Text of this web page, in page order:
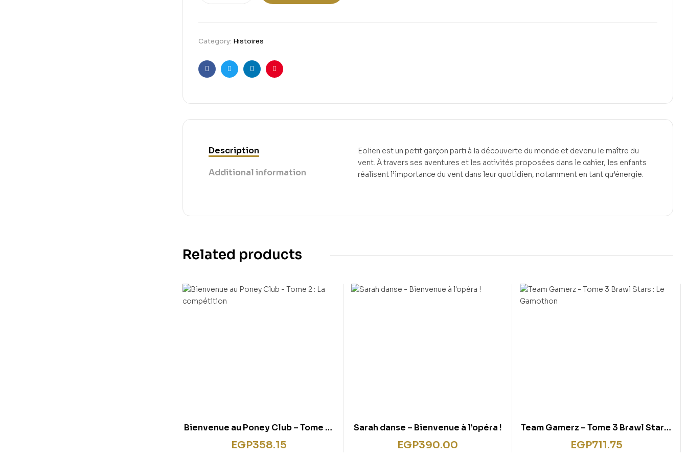
Category: Histoires
FacebookTwitterLinkedinPinterest
Description
Additional information
Eolien est un petit garçon parti à la découverte du monde et devenu le maître du
vent. À travers ses aventures et les activités proposées dans le cahier, les enfants
réalisent l’importance du vent dans leur quotidien, notamment en tant qu’énergie.
Related products
Bienvenue au Poney Club – Tome 2 :
La compétition
EGP358.15
Sarah danse – Bienvenue à l’opéra !
EGP390.00
Team Gamerz – Tome 3 Brawl Stars :
Le Gamothon
EGP711.75